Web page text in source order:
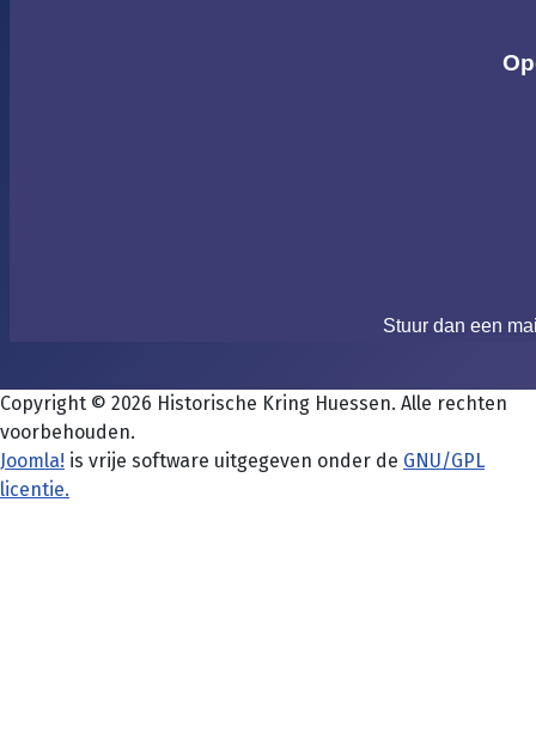
Stuur dan een
Copyright © 2026 Historische Kring Huessen. Alle rechten
voorbehouden.
Joomla! is vrije software uitgegeven onder de GNU/GPL
licentie.